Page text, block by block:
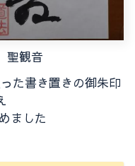
観音
た書き置きの御朱印
ました